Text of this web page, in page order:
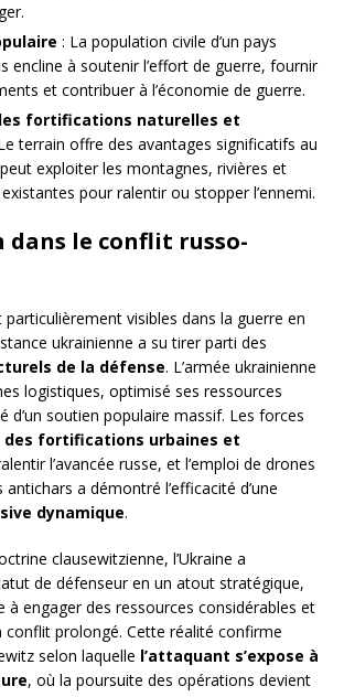
: La population civile d’un pays
encline à soutenir l’effort de guerre, fournir
et contribuer à l’économie de guerre.
fortifications naturelles et
terrain offre des avantages significatifs au
exploiter les montagnes, rivières et
pour ralentir ou stopper l’ennemi.
le conflit russo-
particulièrement visibles dans la guerre en
ukrainienne a su tirer parti des
de la défense. L’armée ukrainienne
logistiques, optimisé ses ressources
d’un soutien populaire massif. Les forces
des fortifications urbaines et
l’avancée russe, et l’emploi de drones
antichars a démontré l’efficacité d’une
dynamique.
clausewitzienne, l’Ukraine a
de défenseur en un atout stratégique,
à engager des ressources considérables et
conflit prolongé. Cette réalité confirme
selon laquelle l’attaquant s’expose à
, où la poursuite des opérations devient